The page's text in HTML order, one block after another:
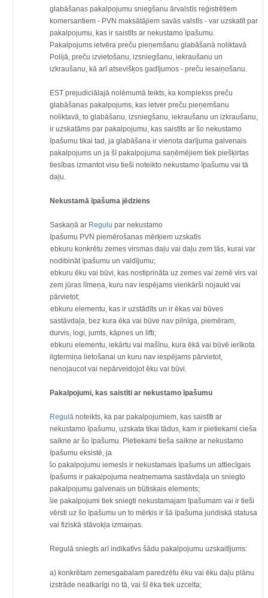
glabāšanas pakalpojumu sniegšanu ārvalstīs reģistrētiem
komersantiem - PVN maksātājiem savās valstīs - var uzskatīt par
pakalpojumu, kas ir saistīts ar nekustamo īpašumu.
Pakalpojums ietvēra preču pieņemšanu glabāšanā noliktavā
Polijā, preču izvietošanu, izsniegšanu, iekraušanu un
izkraušanu, kā arī atsevišķos gadījumos - preču iesaiņošanu.
EST prejudiciālajā nolēmumā teikts, ka komplekss preču
glabāšanas pakalpojums, kas ietver preču pieņemšanu
noliktavā, to glabāšanu, izsniegšanu, iekraušanu un izkraušanu,
ir uzskatāms par pakalpojumu, kas saistīts ar šo nekustamo
īpašumu tikai tad, ja glabāšana ir vienota darījuma galvenais
pakalpojums un ja šī pakalpojuma saņēmējiem tiek piešķirtas
tiesības izmantot visu tieši noteikto nekustamo īpašumu vai tā
daļu.
Nekustamā īpašuma jēdziens
Saskaņā ar Regulu par nekustamo
īpašumu PVN piemērošanas mērķiem uzskatīs
jebkuru konkrētu zemes virsmas daļu vai daļu zem tās, kurai var
nodibināt īpašumu un valdījumu;
jebkuru ēku vai būvi, kas nostiprināta uz zemes vai zemē virs vai
zem jūras līmeņa, kuru nav iespējams vienkārši nojaukt vai
pārvietot;
jebkuru elementu, kas ir uzstādīts un ir ēkas vai būves
sastāvdaļa, bez kura ēka vai būve nav pilnīga, piemēram,
durvis, logi, jumts, kāpnes un lifti;
jebkuru elementu, iekārtu vai mašīnu, kura ēkā vai būvē ierīkota
ilgtermiņa lietošanai un kuru nav iespējams pārvietot,
nenojaucot vai nepārveidojot ēku vai būvi.
Pakalpojumi, kas saistīti ar nekustamo īpašumu
Regulā noteikts, ka par pakalpojumiem, kas saistīti ar
nekustamo īpašumu, uzskata tikai tādus, kam ir pietiekami cieša
saikne ar šo īpašumu. Pietiekami tieša saikne ar nekustamo
īpašumu eksistē, ja
šo pakalpojumu iemesls ir nekustamais īpašums un attiecīgais
īpašums ir pakalpojuma neatņemama sastāvdaļa un sniegto
pakalpojumu galvenais un būtiskais elements;
šie pakalpojumi tiek sniegti nekustamajam īpašumam vai ir tieši
vērsti uz šo īpašumu un to mērķis ir šā īpašuma juridiskā statusa
vai fiziskā stāvokļa izmaiņas.
Regulā sniegts arī indikatīvs šādu pakalpojumu uzskaitījums:
a) konkrētam zemesgabalam paredzētu ēku vai ēku daļu plānu
izstrāde neatkarīgi no tā, vai šī ēka tiek uzcelta;